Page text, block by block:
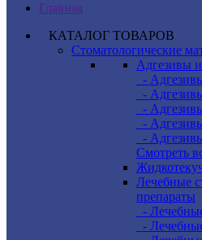
Главная
КАТАЛОГ ТОВАРОВ
Стоматологические
Адгезивы
-
-
-
-
-
Смотреть
Лечебные
препараты
-
-